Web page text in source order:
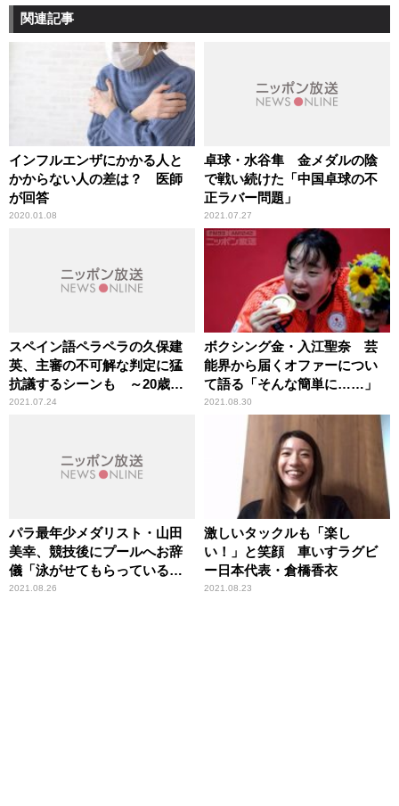
関連記事
インフルエンザにかかる人と
かからない人の差は？ 医師
が回答
2020.01.08
卓球・水谷隼 金メダルの陰
で戦い続けた「中国卓球の不
正ラバー問題」
2021.07.27
スペイン語ペラペラの久保建
英、主審の不可解な判定に猛
抗議するシーンも ～20歳に
してチームを引っ張るその“メ
2021.07.24
ボクシング金・入江聖奈 芸
能界から届くオファーについ
て語る「そんな簡単に……」
2021.08.30
パラ最年少メダリスト・山田
美幸、競技後にプールへお辞
儀「泳がせてもらっているの
で『ありがとうございまし
2021.08.26
激しいタックルも「楽し
い！」と笑顔 車いすラグビ
ー日本代表・倉橋香衣
2021.08.23